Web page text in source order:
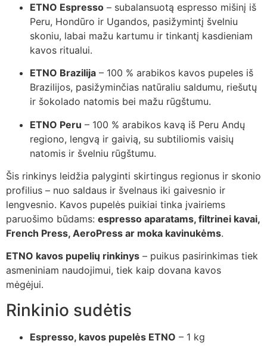
ETNO Espresso – subalansuotą espresso mišinį iš
Peru, Hondūro ir Ugandos, pasižymintį švelniu
skoniu, labai mažu kartumu ir tinkantį kasdieniam
kavos ritualui.
ETNO Brazilija – 100 % arabikos kavos pupeles iš
Brazilijos, pasižyminčias natūraliu saldumu, riešutų
ir šokolado natomis bei mažu rūgštumu.
ETNO Peru – 100 % arabikos kavą iš Peru Andų
regiono, lengvą ir gaivią, su subtiliomis vaisių
natomis ir švelniu rūgštumu.
Šis rinkinys leidžia palyginti skirtingus regionus ir skonio
profilius – nuo saldaus ir švelnaus iki gaivesnio ir
lengvesnio. Kavos pupelės puikiai tinka įvairiems
paruošimo būdams: espresso aparatams, filtrinei kavai,
French Press, AeroPress ar moka kavinukėms.
ETNO kavos pupelių rinkinys – puikus pasirinkimas tiek
asmeniniam naudojimui, tiek kaip dovana kavos
mėgėjui.
Rinkinio sudėtis
Espresso, kavos pupelės ETNO – 1 kg